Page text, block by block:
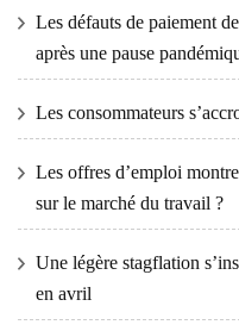
Les défauts de paiement
après une pause
Les consommateurs
Les offres d’emploi
sur le marché du travail ?
Une légère stagflation
en avril